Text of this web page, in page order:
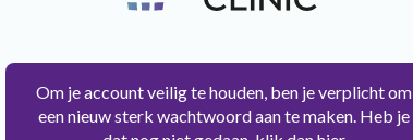
Om je account veilig te houden, ben je verplicht om
een nieuw sterk wachtwoord aan te maken. Heb je